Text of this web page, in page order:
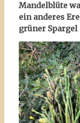
Mandelblüte
ein anderes
grüner Spargel